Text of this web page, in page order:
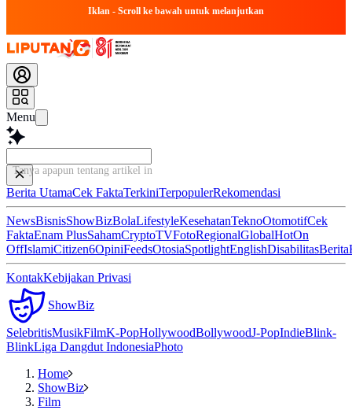
Iklan - Scroll ke bawah untuk melanjutkan
Menu
Tanya apapun tentang artikel ini...
Berita UtamaCek FaktaTerkiniTerpopulerRekomendasi
NewsBisnisShowBizBolaLifestyleKesehatanTeknoOtomotifCek
FaktaEnam PlusSahamCryptoTVFotoRegionalGlobalHotOn
OffIslamiCitizen6OpiniFeedsOtosiaSpotlightEnglishDisabilitasBerita
KontakKebijakan Privasi
ShowBiz
SelebritisMusikFilmK-PopHollywoodBollywoodJ-PopIndieBlink-
BlinkLiga Dangdut IndonesiaPhoto
Home
ShowBiz
Film